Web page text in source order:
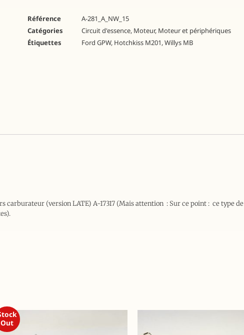
Référence
A-281_A_NW_15
Catégories
Circuit d'essence, Moteur, Moteur et périphériques
Étiquettes
Ford GPW, Hotchkiss M201,Willys MB
(version LATE) A-17317 (Mais attention : Sur ce point : ce type de
Out